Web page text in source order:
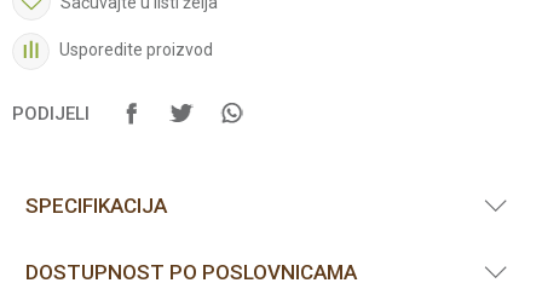
Usporedite proizvod
PODIJELI
SPECIFIKACIJA
DOSTUPNOST PO POSLOVNICAMA